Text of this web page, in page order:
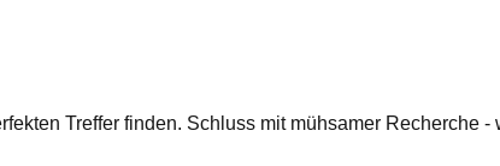
Treffer finden. Schluss mit mühsamer Recherche